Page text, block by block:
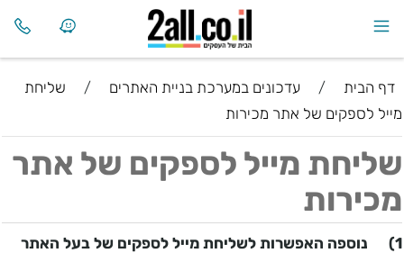
דף הבית / עדכונים במערכת בניית האתרים /
שליחת
מייל לספקים של אתר מכירות
שליחת מייל לספקים של אתר
מכירות
1)
נוספה האפשרות לשליחת מייל לספקים של בעל האתר